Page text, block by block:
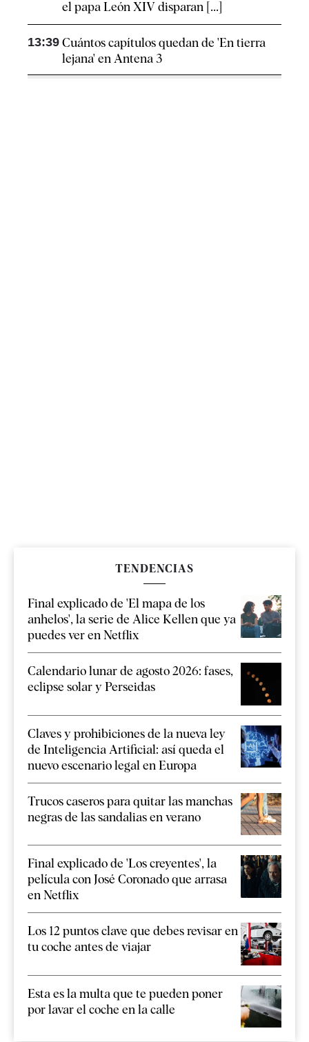
el papa León XIV disparan [...]
13:39 Cuántos capítulos quedan de 'En tierra
lejana' en Antena 3
TENDENCIAS
Final explicado de 'El mapa de los
anhelos', la serie de Alice Kellen que ya
puedes ver en Netflix
Calendario lunar de agosto 2026: fases,
eclipse solar y Perseidas
Claves y prohibiciones de la nueva ley
de Inteligencia Artificial: así queda el
nuevo escenario legal en Europa
Trucos caseros para quitar las manchas
negras de las sandalias en verano
Final explicado de 'Los creyentes', la
película con José Coronado que arrasa
en Netflix
Los 12 puntos clave que debes revisar en
tu coche antes de viajar
Esta es la multa que te pueden poner
por lavar el coche en la calle